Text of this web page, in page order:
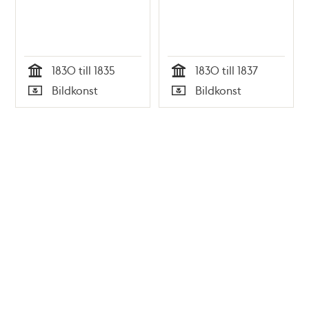
Tid
1830 till 1835
Typ
Bildkonst Tid
1830 till 1837
Typ
Bildkonst